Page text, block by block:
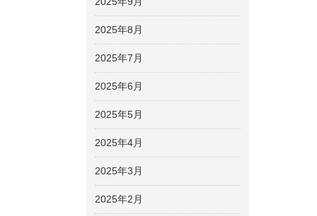
2025年8月
2025年7月
2025年6月
2025年5月
2025年4月
2025年3月
2025年2月